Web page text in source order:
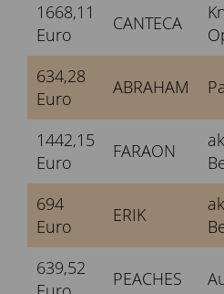
1668,11
Euro
CANTECA
634,28
Euro
ABRAHAM
1442,15
Euro
FARAON
694
Euro
ERIK
639,52
PEACHES